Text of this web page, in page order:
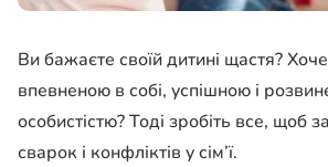
Ви бажаєте своїй дитині щастя?
впевненою в собі, успішною і
особистістю? Тоді зробіть все, щоб
сварок і конфліктів у сім’ї.